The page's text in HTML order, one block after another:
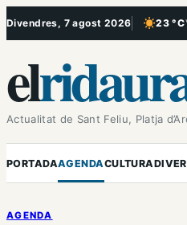
Vés
Divendres, 7 agost 2026 23 °C
, Cel serè
el
Actualitat de Sant Feliu, Platja
PORTADAAGENDACULTURA
AGENDA